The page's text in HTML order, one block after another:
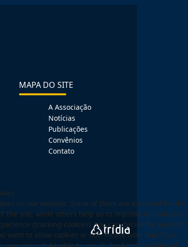
MAPA DO SITE
A Associação
Notícias
Publicações
Convênios
Contato
on our website. Some of them are essential for the
the site, while others help us to improve this site and
(tracking cookies). You can decide for yourself
want to allow cookies or not. Please note that if you